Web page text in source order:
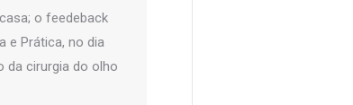
o feedeback
e Prática, no dia
da cirurgia do olho